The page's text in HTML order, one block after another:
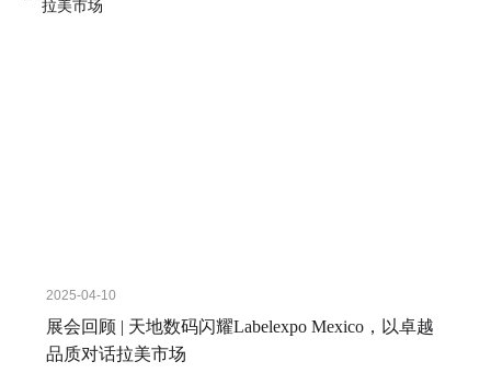
2025-04-10
展会回顾 | 天地数码闪耀Labelexpo Mexico，以卓越
品质对话拉美市场